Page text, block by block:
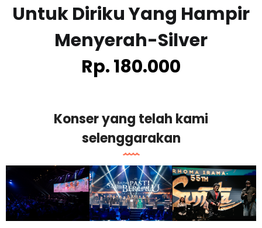
Untuk Diriku Yang Hampir
Menyerah-Silver
Rp. 180.000
Konser yang telah kami
selenggarakan